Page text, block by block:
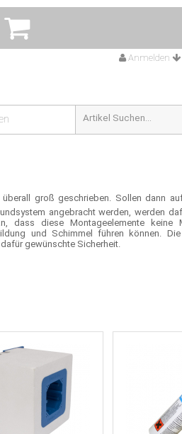
Anmelden
groß geschrieben. Sollen dann
angebracht werden, werden
dass diese Montageelemente keine
und Schimmel führen können. Die
gewünschte Sicherheit.